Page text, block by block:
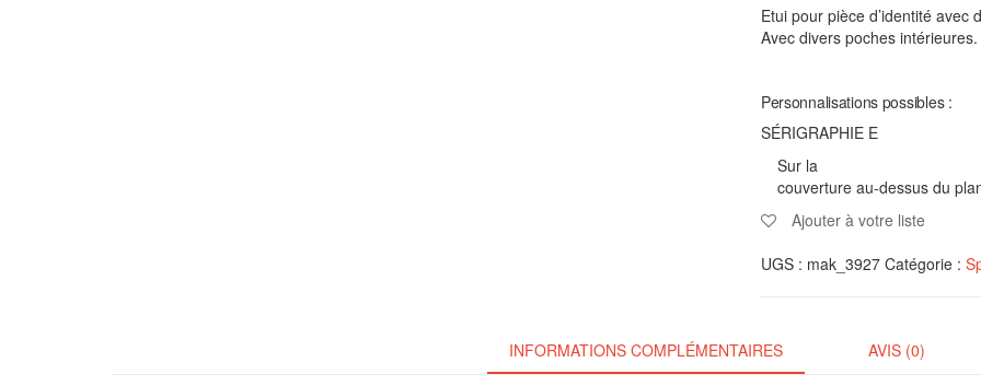
Etui pour pièce d’identité avec
Avec divers poches intérieures.
Personnalisations possibles :
SÉRIGRAPHIE E
Sur la
couverture au-dessus du
Ajouter à votre liste
UGS : mak_3927 Catégorie :
INFORMATIONS COMPLÉMENTAIRES AVIS (0)